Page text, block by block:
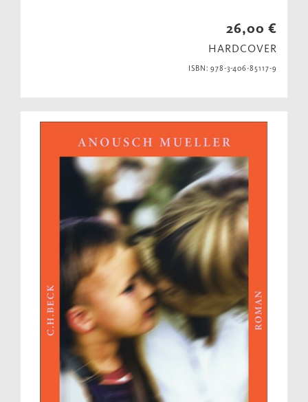
26,00 €
HARDCOVER
ISBN: 978-3-406-85117-9